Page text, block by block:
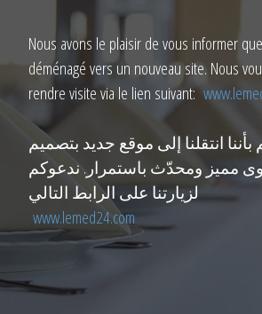
Nous avons le plaisir de vous informer
déménagé vers un nouveau site. Nous
rendre visite via le lien suivant:
انتقلنا إلى موقع جديد بتصميم
مميز ومحدّث باستمرار. ندعوكم
لزيارتنا على الرابط التالي
www.lemed24.com